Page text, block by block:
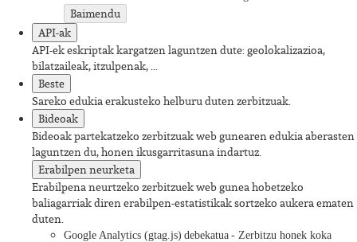
Baimendu
API-ak
API-ek eskriptak kargatzen laguntzen dute: geolokalizazioa,
bilatzaileak, itzulpenak, ...
Beste
Sareko edukia erakusteko helburu duten zerbitzuak.
Bideoak
Bideoak partekatzeko zerbitzuak web gunearen edukia aberasten
laguntzen du, honen ikusgarritasuna indartuz.
Erabilpen neurketa
Erabilpena neurtzeko zerbitzuek web gunea hobetzeko
baliagarriak diren erabilpen-estatistikak sortzeko aukera ematen
duten.
Google Analytics (gtag.js) debekatua - Zerbitzu honek koka